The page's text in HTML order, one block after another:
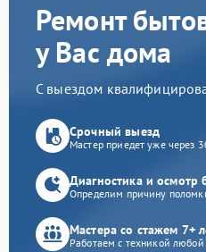
Ремонт
у Вас дома
С выездом
Срочный выезд
Мастер приедет уже через
Диагностика и осмотр
Определим причину
Мастера со стажем 7+
Работаем с техникой любой